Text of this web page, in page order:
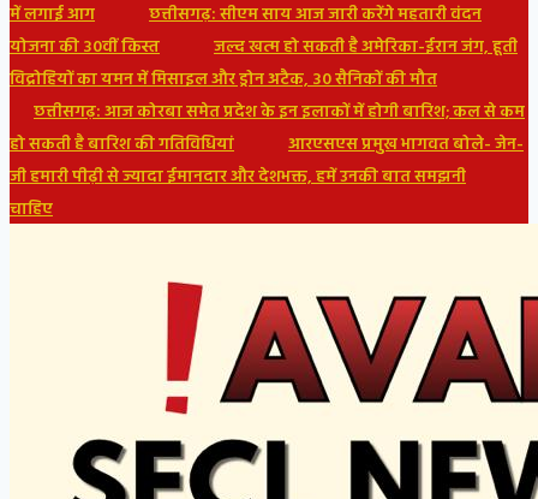
में लगाई आग
छत्तीसगढ़: सीएम साय आज जारी करेंगे महतारी वंदन
योजना की 30वीं किस्त
जल्द खत्म हो सकती है अमेरिका-ईरान जंग, हूती
विद्रोहियों का यमन में मिसाइल और ड्रोन अटैक, 30 सैनिकों की मौत
छत्तीसगढ़: आज कोरबा समेत प्रदेश के इन इलाकों में होगी बारिश; कल से कम
हो सकती है बारिश की गतिविधियां
आरएसएस प्रमुख भागवत बोले- जेन-
जी हमारी पीढ़ी से ज्यादा ईमानदार और देशभक्त, हमें उनकी बात समझनी
चाहिए